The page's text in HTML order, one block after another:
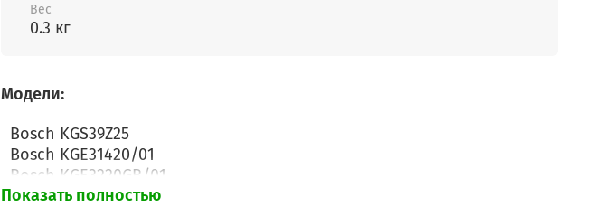
Вес
0.3 кг
Модели:
Bosch KGS39Z25
Bosch KGE31420/01
Bosch KGE3220GB/01
Bosch KGE3220GB/02
Показать полностью